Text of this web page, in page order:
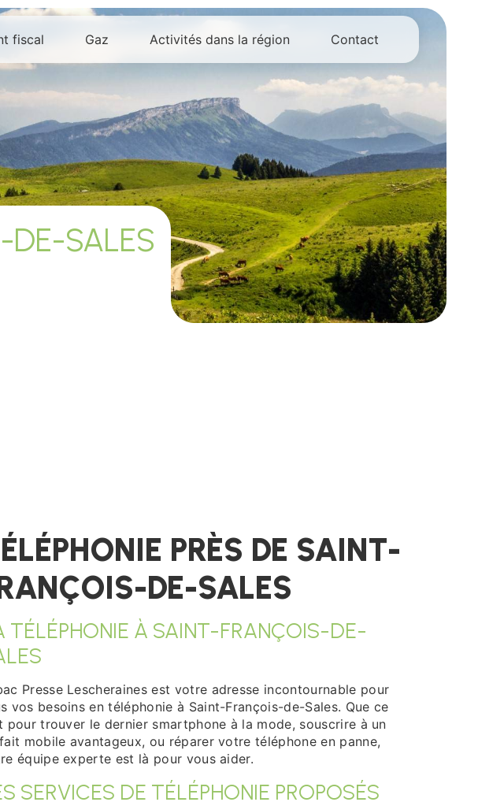
fiscal Gaz Activités dans la région Contact
DE-SALES
PRÈS DE SAINT-
DE-SALES
TÉLÉPHONIE À SAINT-FRANÇOIS-DE-
Presse Lescheraines est votre adresse incontournable pour
vos besoins en téléphonie à Saint-François-de-Sales. Que ce
pour trouver le dernier smartphone à la mode, souscrire à un
mobile avantageux, ou réparer votre téléphone en panne,
équipe experte est là pour vous aider.
SERVICES DE TÉLÉPHONIE PROPOSÉS